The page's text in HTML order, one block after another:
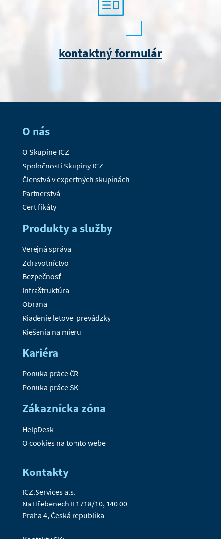
kontaktný formulár
O nás
O Skupine ICZ
Spoločnosti Skupiny ICZ
Členstvá v expertných skupinách
Partnerstvá
Certifikáty
Produkty a služby
Verejná správa
Zdravotníctvo
Bezpečnosť
Infraštruktúra
Obrana
Riadenie letovej prevádzky
Riešenia na mieru
Kariéra
Ponuka práce ČR
Ponuka práce SK
Zákaznícka zóna
HelpDesk
O cookies na tomto webe
Kontakty
ICZ.Services a.s.
Na Hřebenech II 1718/10, 140 00
Praha 4, Česká republika